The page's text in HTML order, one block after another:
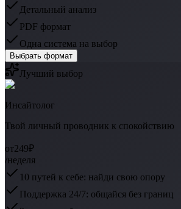
Детальный анализ
PDF формат
Одна система на выбор
Выбрать формат
Лучший выбор
Инсайтолог
Твой личный проводник к спокойствию
от249₽
/неделя
10 путей к себе: найди свою опору
Поддержка 24/7: общайся без границ